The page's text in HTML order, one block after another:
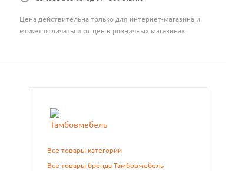
Цена действительна только для интернет-магазина и
может отличаться от цен в розничных магазинах
Все товары категории
Все товары бренда Тамбовмебель